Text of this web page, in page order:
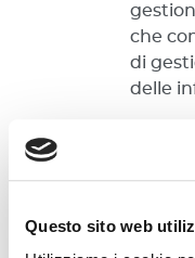
Questo sito web
che
di
delle
per gli